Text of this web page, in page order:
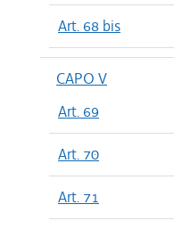
Art. 68 bis
CAPO V
Art. 69
Art. 70
Art. 71